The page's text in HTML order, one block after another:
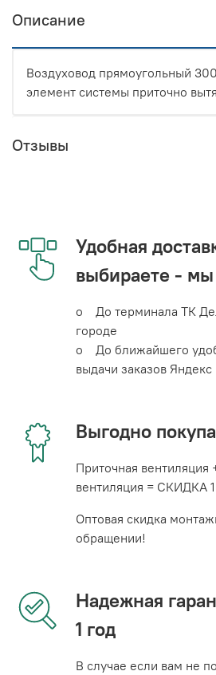
Описание
Воздуховод прямоугольный
элемент системы приточно
Отзывы
Удобная
выбираете -
o До терминала ТК
городе
o До ближайшего
выдачи заказов
Выгодно
Приточная вентиляция
вентиляция = СКИДКА
Оптовая скидка
обращении!
Надежная
1 год
В случае если вам не